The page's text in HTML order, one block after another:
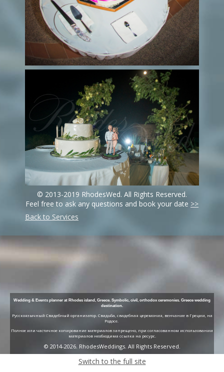
© 2013-2019 RhodesWed. All Rights Reserved.
Feel free to ask any questions and book your date >>
Back to Services
Wedding & Events planner at Rhodes island, Greece. Symbolic, civil, orthodox ceremonies. Greece wedding
destination.
Русскоязычный Свадебный организатор. Свадьба, свадебная церемония, венчание в Греции, на
Родосе.
Полное или частичное копирование материалов запрещено, при согласованном использовании
материалов необходима ссылка на ресурс.
© 2014-2026. RhodesWeddings. All Rights Reserved.
Switch to the full site